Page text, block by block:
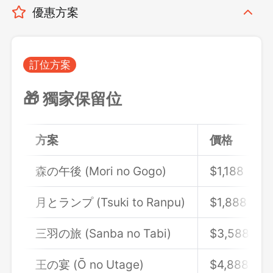
優惠方案
訂位方案
🎁 獨家保留位
方案 價格
森の午後 (Mori no Gogo) $1,188
月とランプ (Tsuki to Ranpu) $1,888
三羽の旅 (Sanba no Tabi) $3,588
王の宴 (Ō no Utage) $4,888